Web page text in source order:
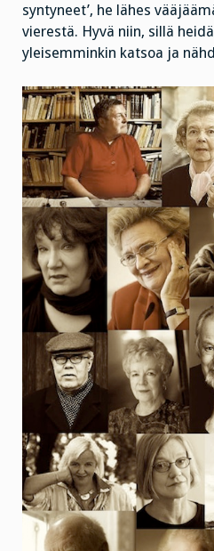
syntyneet’, he lähes
vierestä. Hyvä niin, sillä
yleisemminkin katsoa ja